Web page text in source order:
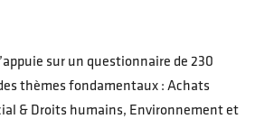
sur un questionnaire de 230
thèmes fondamentaux : Achats
& Droits humains, Environnement et